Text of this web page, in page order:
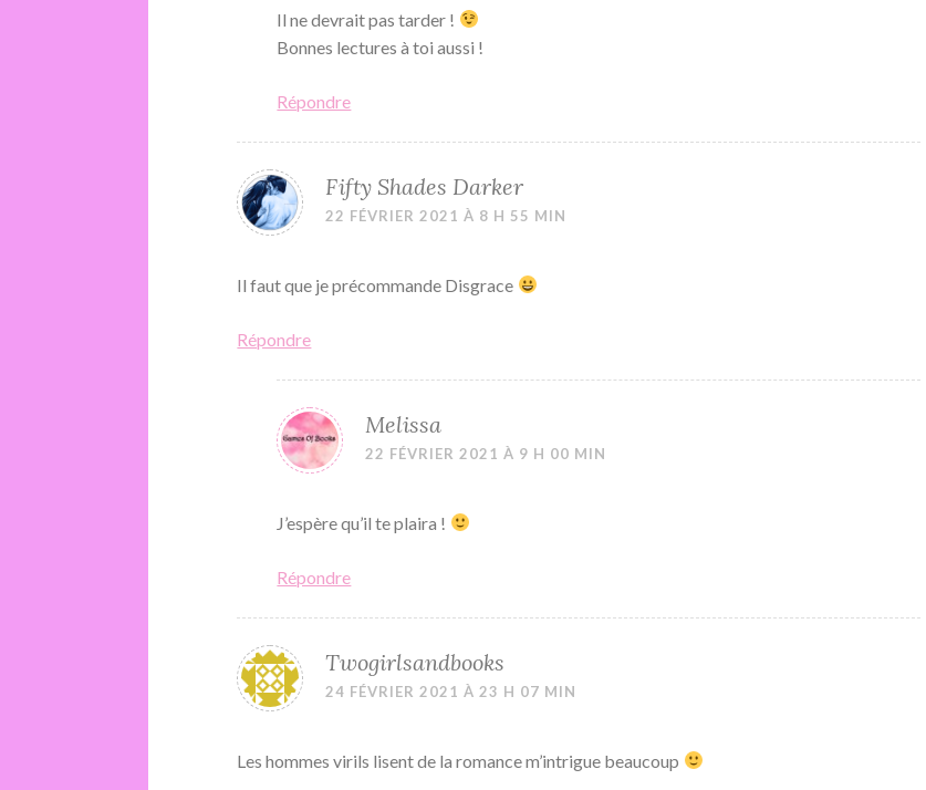
Il ne devrait pas tarder !
Bonnes lectures à toi aussi !
Répondre
Fifty Shades Darker
22 FÉVRIER 2021 À 8 H 55 MIN
Il faut que je précommande Disgrace
Répondre
Melissa
22 FÉVRIER 2021 À 9 H 00 MIN
J’espère qu’il te plaira !
Répondre
Twogirlsandbooks
24 FÉVRIER 2021 À 23 H 07 MIN
Les hommes virils lisent de la romance m’intrigue beaucoup